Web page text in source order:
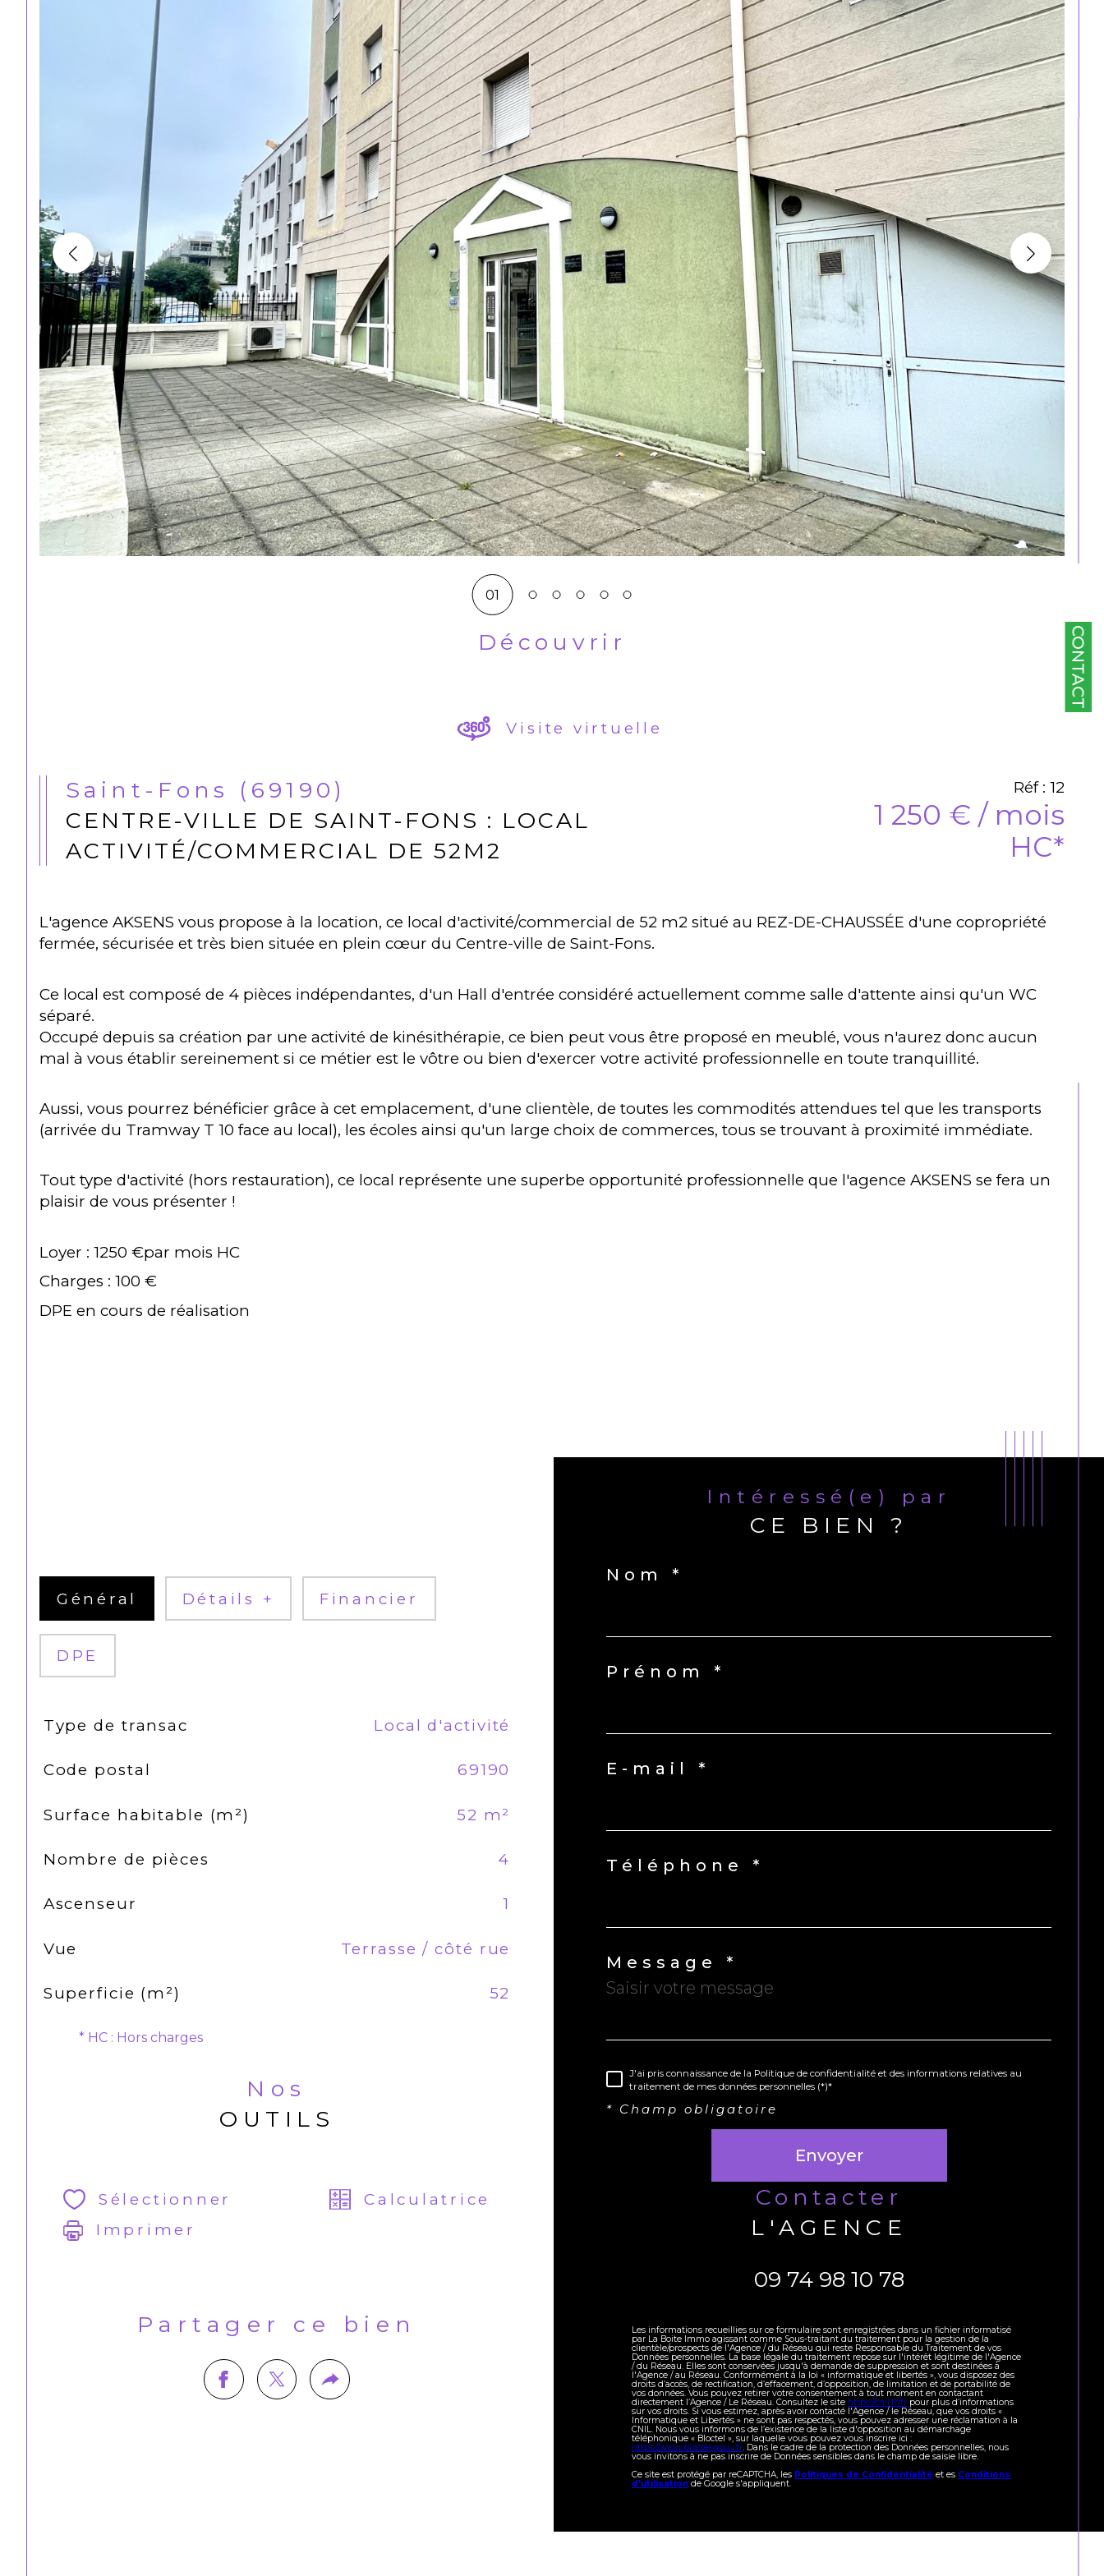
CONTACT
01
Découvrir
Visite virtuelle
Saint-Fons (69190)
CENTRE-VILLE DE SAINT-FONS : LOCAL
ACTIVITÉ/COMMERCIAL DE 52M2
Réf : 12
1 250 € / mois
HC*
L'agence AKSENS vous propose à la location, ce local d'activité/commercial de 52 m2 situé au REZ-DE-CHAUSSÉE d'une copropriété
fermée, sécurisée et très bien située en plein cœur du Centre-ville de Saint-Fons.
Ce local est composé de 4 pièces indépendantes, d'un Hall d'entrée considéré actuellement comme salle d'attente ainsi qu'un WC
séparé.
Occupé depuis sa création par une activité de kinésithérapie, ce bien peut vous être proposé en meublé, vous n'aurez donc aucun
mal à vous établir sereinement si ce métier est le vôtre ou bien d'exercer votre activité professionnelle en toute tranquillité.
Aussi, vous pourrez bénéficier grâce à cet emplacement, d'une clientèle, de toutes les commodités attendues tel que les transports
(arrivée du Tramway T 10 face au local), les écoles ainsi qu'un large choix de commerces, tous se trouvant à proximité immédiate.
Tout type d'activité (hors restauration), ce local représente une superbe opportunité professionnelle que l'agence AKSENS se fera un
plaisir de vous présenter !
Loyer : 1250 €par mois HC
Charges : 100 €
DPE en cours de réalisation
Général Détails + Financier
DPE
TRAD_SIROCCO_Caracteristique
Type de transac Local d'activité
Code postal 69190
Surface habitable (m²) 52 m²
Nombre de pièces 4
Ascenseur 1
Vue Terrasse / côté rue
Superficie (m²) 52
* HC : Hors charges
Nos
OUTILS
Sélectionner
Calculatrice
Imprimer
Partager ce bien
Intéressé(e) par
CE BIEN ?
Nom *
Prénom *
E-mail *
Téléphone *
Message *
J'ai pris connaissance de la Politique de confidentialité et des informations relatives au
traitement de mes données personnelles (*)*
* Champ obligatoire
Envoyer
contacter
L'AGENCE
09 74 98 10 78
Les informations recueillies sur ce formulaire sont enregistrées dans un fichier informatisé
par La Boite Immo agissant comme Sous-traitant du traitement pour la gestion de la
clientèle/prospects de l'Agence / du Réseau qui reste Responsable du Traitement de vos
Données personnelles. La base légale du traitement repose sur l'intérêt légitime de l'Agence
/ du Réseau. Elles sont conservées jusqu'à demande de suppression et sont destinées à
l'Agence / au Réseau. Conformément à la loi « informatique et libertés », vous disposez des
droits d’accès, de rectification, d’effacement, d’opposition, de limitation et de portabilité de
vos données. Vous pouvez retirer votre consentement à tout moment en contactant
directement l’Agence / Le Réseau. Consultez le site https://cnil.fr/fr pour plus d’informations
sur vos droits. Si vous estimez, après avoir contacté l'Agence / le Réseau, que vos droits «
Informatique et Libertés » ne sont pas respectés, vous pouvez adresser une réclamation à la
CNIL. Nous vous informons de l’existence de la liste d'opposition au démarchage
téléphonique « Bloctel », sur laquelle vous pouvez vous inscrire ici :
https://www.bloctel.gouv.fr. Dans le cadre de la protection des Données personnelles, nous
vous invitons à ne pas inscrire de Données sensibles dans le champ de saisie libre.
Ce site est protégé par reCAPTCHA, les Politiques de Confidentialité et es Conditions
d'utilisation de Google s'appliquent.